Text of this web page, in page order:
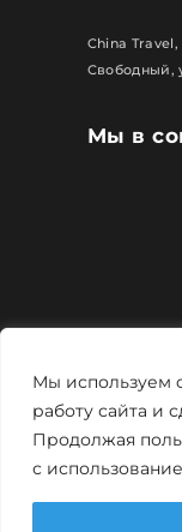
Мы используем
работу сайта и
Продолжая
с
Мы в
China
Свободный,
Мощно и